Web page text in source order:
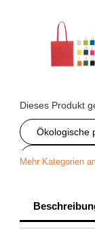
Dieses Produkt
Ökologische
Stofftaschen
Mehr Kategorien